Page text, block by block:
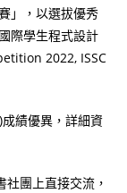
」，以選拔優秀
際學生程式設計
2022, ISSC
績優異，詳細資
團上直接交流，